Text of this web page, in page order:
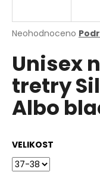
Průměrné
produktu
je
0,0
z
hvězdiček.
Neohodnoceno
Unisex
tretry
Albo
VELIKOST
j
t
?